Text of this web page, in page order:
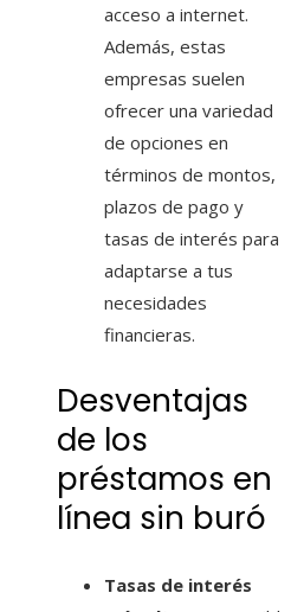
acceso a internet.
Además, estas
empresas suelen
ofrecer una variedad
de opciones en
términos de montos,
plazos de pago y
tasas de interés para
adaptarse a tus
necesidades
financieras.
Desventajas
de los
préstamos en
línea sin buró
Tasas de interés